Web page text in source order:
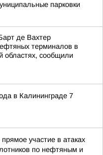
парковки
де Вахтер
терминалов в
областях, сообщили
в Калининграде 7
участие в атаках
по нефтяным и